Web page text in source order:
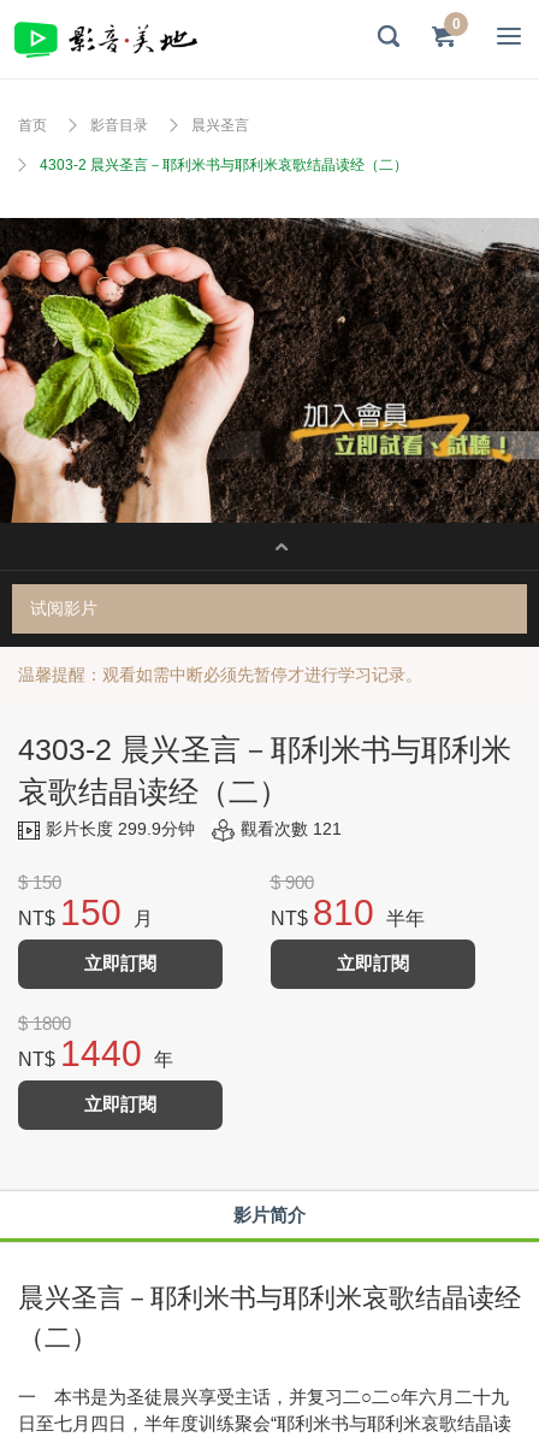
0
首页 影音目录 晨兴圣言
4303-2 晨兴圣言－耶利米书与耶利米哀歌结晶读经（二）
试阅影片
温馨提醒：观看如需中断必须先暂停才进行学习记录。
4303-2 晨兴圣言－耶利米书与耶利米
哀歌结晶读经（二）
影片长度 299.9分钟 觀看次數 121
$ 150
NT$ 150 月
立即訂閱
$ 900
NT$ 810 半年
立即訂閱
$ 1800
NT$ 1440 年
立即訂閱
影片简介
晨兴圣言－耶利米书与耶利米哀歌结晶读经
（二）
一 本书是为圣徒晨兴享受主话，并复习二○二○年六月二十九
日至七月四日，半年度训练聚会“耶利米书与耶利米哀歌结晶读